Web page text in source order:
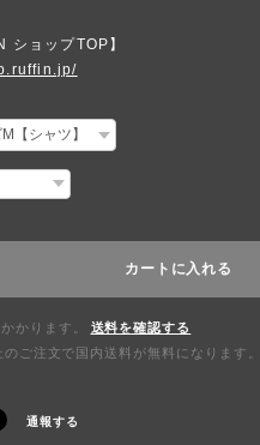
ョップTOP】
カートに入れる
かります。
送料を確認する
ご注文で国内送料が無料になります。
通報する